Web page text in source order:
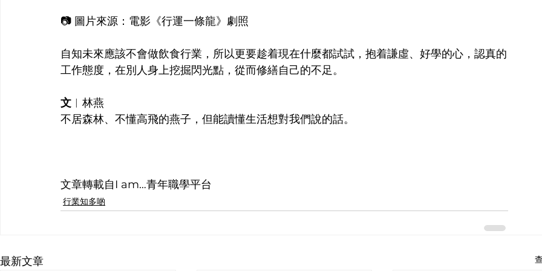
📷 圖片來源：電影《行運一條龍》劇照
自知未來應該不會做飲食行業，所以更要趁着現在什麼都試試，抱着謙虛、好學的心，認真的
工作態度，在別人身上挖掘閃光點，從而修繕自己的不足。
文 ︱ 林燕
不居森林、不懂高飛的燕子，但能讀懂生活想對我們說的話。
文章轉載自I am…青年職學平台
行業知多啲
最新文章